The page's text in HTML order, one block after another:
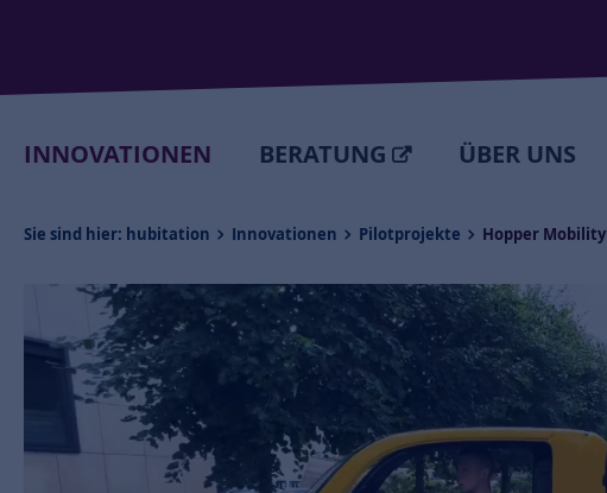
INNOVATIONEN BERATUNG ÜBER UNS
Sie sind hier: hubitation Innovationen Pilotprojekte Hopper Mobility